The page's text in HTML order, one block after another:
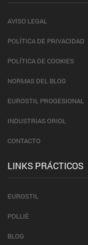
AVISO LEGAL
POLÍTICA DE PRIVACIDAD
POLÍTICA DE COOKIES
NORMAS DEL BLOG
EUROSTIL PROGESIONAL
INDUSTRIAS ORIOL
CONTACTO
LINKS PRÁCTICOS
EUROSTIL
POLLIÉ
BLOG